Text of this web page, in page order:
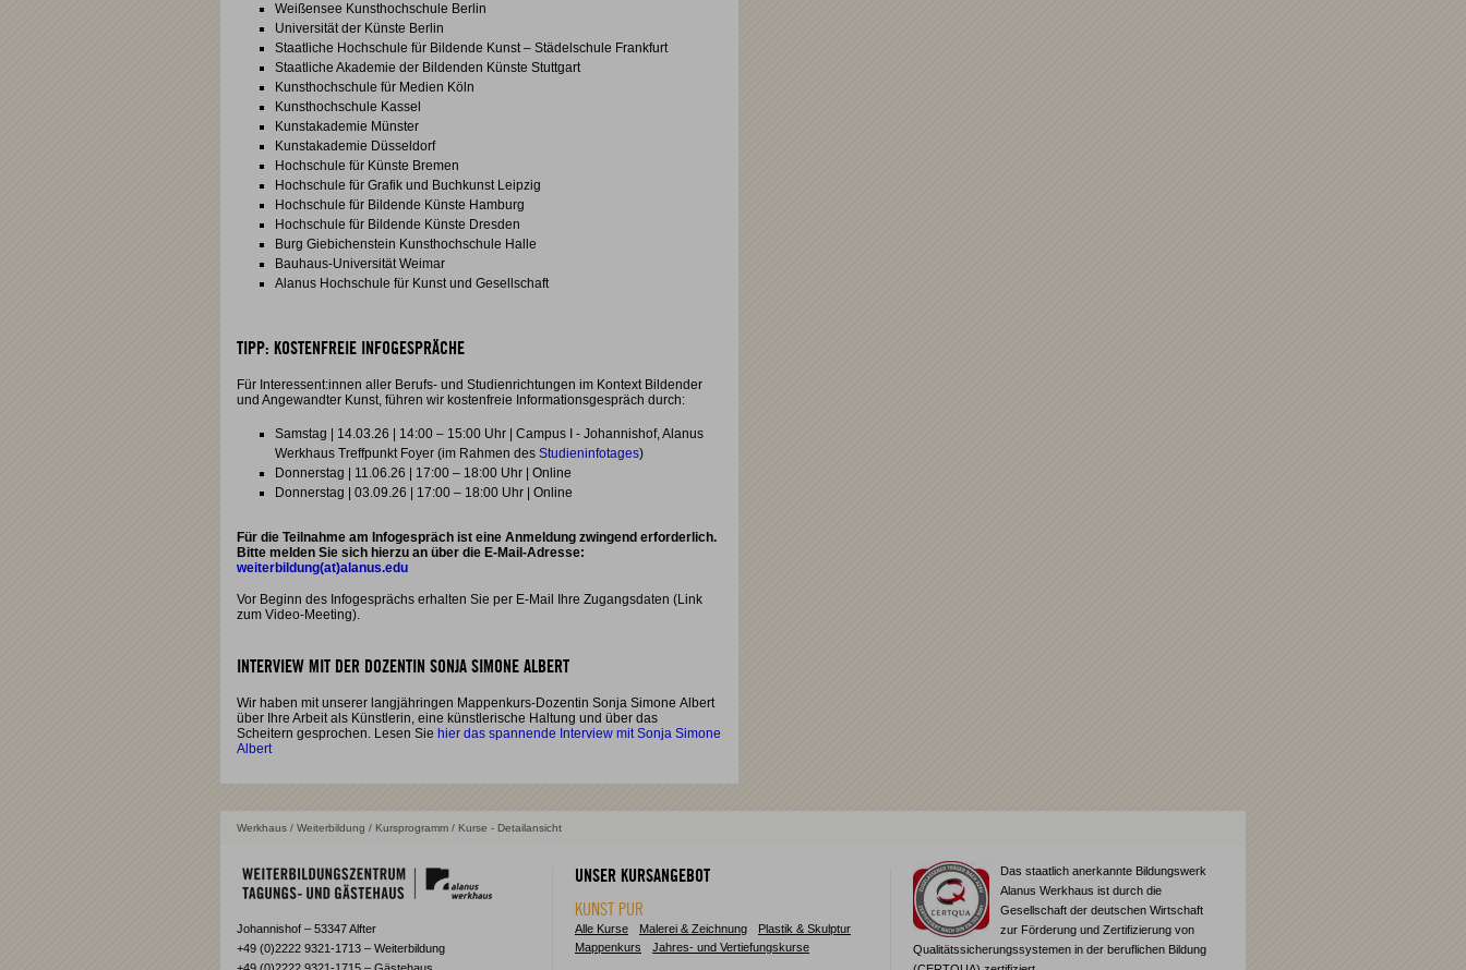
Weißensee Kunsthochschule Berlin
Universität der Künste Berlin
Staatliche Hochschule für Bildende Kunst – Städelschule Frankfurt
Staatliche Akademie der Bildenden Künste Stuttgart
Kunsthochschule für Medien Köln
Kunsthochschule Kassel
Kunstakademie Münster
Kunstakademie Düsseldorf
Hochschule für Künste Bremen
Hochschule für Grafik und Buchkunst Leipzig
Hochschule für Bildende Künste Hamburg
Hochschule für Bildende Künste Dresden
Burg Giebichenstein Kunsthochschule Halle
Bauhaus-Universität Weimar
Alanus Hochschule für Kunst und Gesellschaft
TIPP: KOSTENFREIE INFOGESPRÄCHE
Für Interessent:innen aller Berufs- und Studienrichtungen im Kontext Bildender
und Angewandter Kunst, führen wir kostenfreie Informationsgespräch durch:
Samstag | 14.03.26 | 14:00 – 15:00 Uhr | Campus I - Johannishof, Alanus
Werkhaus Treffpunkt Foyer (im Rahmen des Studieninfotages)
Donnerstag | 11.06.26 | 17:00 – 18:00 Uhr | Online
Donnerstag | 03.09.26 | 17:00 – 18:00 Uhr | Online
Für die Teilnahme am Infogespräch ist eine Anmeldung zwingend erforderlich.
Bitte melden Sie sich hierzu an über die E-Mail-Adresse:
weiterbildung(at)alanus.edu
Vor Beginn des Infogesprächs erhalten Sie per E-Mail Ihre Zugangsdaten (Link
zum Video-Meeting).
INTERVIEW MIT DER DOZENTIN SONJA SIMONE ALBERT
Wir haben mit unserer langjähringen Mappenkurs-Dozentin Sonja Simone Albert
über Ihre Arbeit als Künstlerin, eine künstlerische Haltung und über das
Scheitern gesprochen. Lesen Sie hier das spannende Interview mit Sonja Simone
Albert
Werkhaus / Weiterbildung / Kursprogramm / Kurse - Detailansicht
Johannishof – 53347 Alfter
+49 (0)2222 9321-1713 – Weiterbildung
UNSER KURSANGEBOT
KUNST PUR
Alle Kurse Malerei & Zeichnung
Plastik & Skulptur
Mappenkurs
Jahres- und Vertiefungskurse
Das staatlich anerkannte Bildungswerk
Alanus Werkhaus ist durch die
Gesellschaft der deutschen Wirtschaft
zur Förderung und Zertifizierung von
Qualitätssicherungssystemen in der beruflichen Bildung